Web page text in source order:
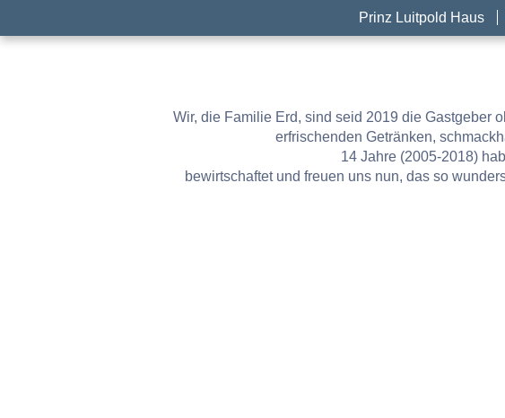
Prinz Luitpold Haus
Wir, die Familie Erd, sind seid 2019 die Gastgeber
erfrischenden Getränken,
14 Jahre (2005-2018)
bewirtschaftet und freuen uns nun, das so